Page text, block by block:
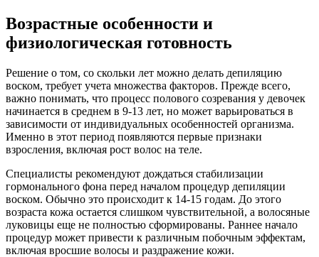
Возрастные особенности и
физиологическая готовность
Решение о том, со скольки лет можно делать депиляцию
воском, требует учета множества факторов. Прежде всего,
важно понимать, что процесс полового созревания у девочек
начинается в среднем в 9-13 лет, но может варьироваться в
зависимости от индивидуальных особенностей организма.
Именно в этот период появляются первые признаки
взросления, включая рост волос на теле.
Специалисты рекомендуют дождаться стабилизации
гормонального фона перед началом процедур депиляции
воском. Обычно это происходит к 14-15 годам. До этого
возраста кожа остается слишком чувствительной, а волосяные
луковицы еще не полностью сформированы. Раннее начало
процедур может привести к различным побочным эффектам,
включая вросшие волосы и раздражение кожи.